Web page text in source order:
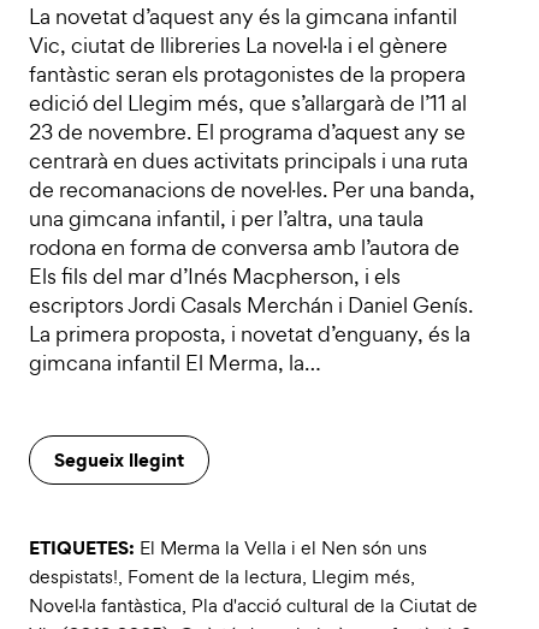
La novetat d’aquest any és la gimcana infantil
Vic, ciutat de llibreries La novel·la i el gènere
fantàstic seran els protagonistes de la propera
edició del Llegim més, que s’allargarà de l’11 al
23 de novembre. El programa d’aquest any se
centrarà en dues activitats principals i una ruta
de recomanacions de novel·les. Per una banda,
una gimcana infantil, i per l’altra, una taula
rodona en forma de conversa amb l’autora de
Els fils del mar d’Inés Macpherson, i els
escriptors Jordi Casals Merchán i Daniel Genís.
La primera proposta, i novetat d’enguany, és la
gimcana infantil El Merma, la…
Segueix llegint
ETIQUETES: El Merma la Vella i el Nen són uns
despistats!, Foment de la lectura, Llegim més,
Novel·la fantàstica, Pla d'acció cultural de la Ciutat de